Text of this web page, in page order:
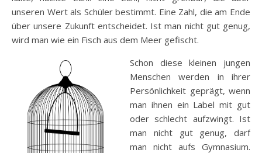
unseren Wert als Schüler bestimmt. Eine Zahl, die am Ende
über unsere Zukunft entscheidet. Ist man nicht gut genug,
wird man wie ein Fisch aus dem Meer gefischt.
Schon diese kleinen jungen
Menschen werden in ihrer
Persönlichkeit geprägt, wenn
man ihnen ein Label mit gut
oder schlecht aufzwingt. Ist
man nicht gut genug, darf
man nicht aufs Gymnasium.